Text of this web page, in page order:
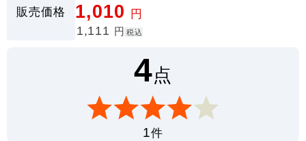
販売価格 1,010 円
1,111 円 税込
4点
1件